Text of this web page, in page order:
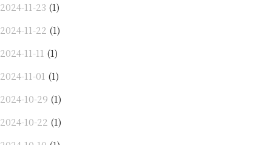
2024-11-23 (1)
2024-11-22 (1)
2024-11-11 (1)
2024-11-01 (1)
2024-10-29 (1)
2024-10-22 (1)